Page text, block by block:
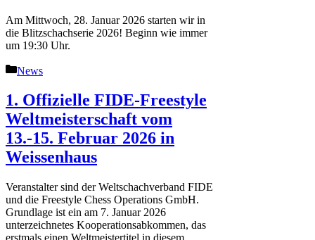
Am Mittwoch, 28. Januar 2026 starten wir in
die Blitzschachserie 2026! Beginn wie immer
um 19:30 Uhr.
Kategorien
News
1. Offizielle FIDE-Freestyle
Weltmeisterschaft vom
13.-15. Februar 2026 in
Weissenhaus
Veranstalter sind der Weltschachverband FIDE
und die Freestyle Chess Operations GmbH.
Grundlage ist ein am 7. Januar 2026
unterzeichnetes Kooperationsabkommen, das